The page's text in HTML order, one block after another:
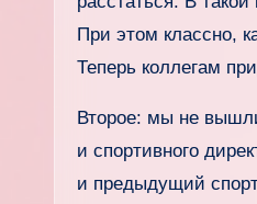
При этом классно,
Теперь коллегам
Второе: мы не
и спортивного
и предыдущий